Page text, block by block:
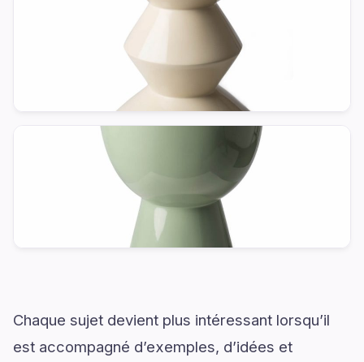
Chaque sujet devient plus intéressant lorsqu’il
est accompagné d’exemples, d’idées et